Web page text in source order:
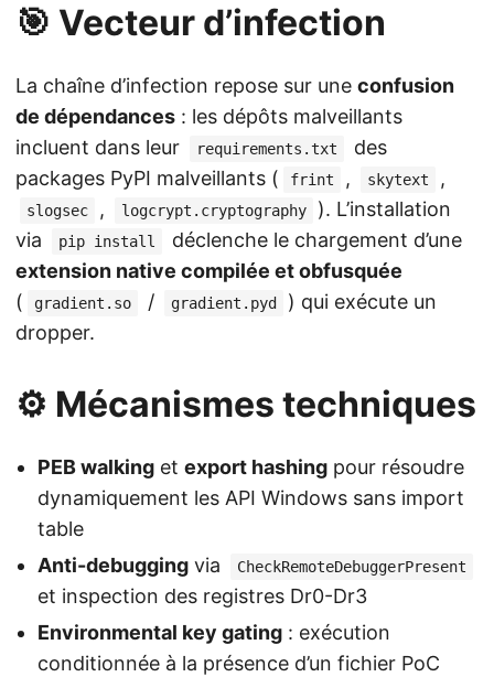
🎯 Vecteur d’infection
La chaîne d’infection repose sur une confusion
de dépendances : les dépôts malveillants
incluent dans leur
requirements.txt
des
packages PyPI malveillants (
frint , skytext ,
slogsec , logcrypt.cryptography
). L’installation
via
pip install
déclenche le chargement d’une
extension native compilée et obfusquée
(
gradient.so / gradient.pyd
) qui exécute un
dropper.
⚙️ Mécanismes techniques
PEB walking et export hashing pour résoudre
dynamiquement les API Windows sans import
table
Anti-debugging via CheckRemoteDebuggerPresent
et inspection des registres Dr0-Dr3
Environmental key gating : exécution
conditionnée à la présence d’un fichier PoC